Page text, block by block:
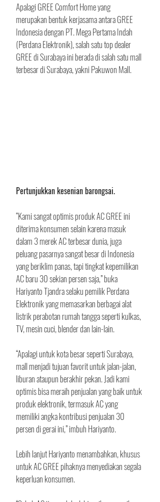
Apalagi GREE Comfort Home yang
merupakan bentuk kerjasama antara GREE
Indonesia dengan PT. Mega Pertama Indah
(Perdana Elektronik), salah satu top dealer
GREE di Surabaya ini berada di salah satu mall
terbesar di Surabaya, yakni Pakuwon Mall.
Pertunjukkan kesenian barongsai.
“Kami sangat optimis produk AC GREE ini
diterima konsumen selain karena masuk
dalam 3 merek AC terbesar dunia, juga
peluang pasarnya sangat besar di Indonesia
yang beriklim panas, tapi tingkat kepemilikan
AC baru 30 sekian persen saja,” buka
Hariyanto Tjandra selaku pemilik Perdana
Elektronik yang memasarkan berbagai alat
listrik perabotan rumah tangga seperti kulkas,
TV, mesin cuci, blender dan lain-lain.
“Apalagi untuk kota besar seperti Surabaya,
mall menjadi tujuan favorit untuk jalan-jalan,
liburan ataupun berakhir pekan. Jadi kami
optimis bisa meraih penjualan yang baik untuk
produk elektronik, termasuk AC yang
memiliki angka kontribusi penjualan 30
persen di gerai ini,” imbuh Hariyanto.
Lebih lanjut Hariyanto menambahkan, khusus
untuk AC GREE pihaknya menyediakan segala
keperluan konsumen.